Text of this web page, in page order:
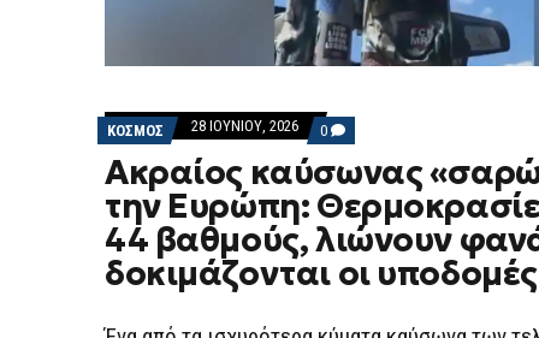
ΚΟΣΜΟΣ 28 ΙΟΥΝΊΟΥ, 2026 0 COMMENTS
ON
ΑΚΡΑΊΟΣ
ΚΑΎΣΩΝΑΣ
«ΣΑΡΏΝΕΙ»
ΤΗΝ
ΕΥΡΏΠΗ:
ΘΕΡΜΟΚΡΑΣΊΕΣ
ΈΩΣ
ΛΙΏΝΟΥΝ
Ακραίος καύσωνας
την Ευρώπη:
44 βαθμούς, λιώνουν
δοκιμάζονται οι υποδομές